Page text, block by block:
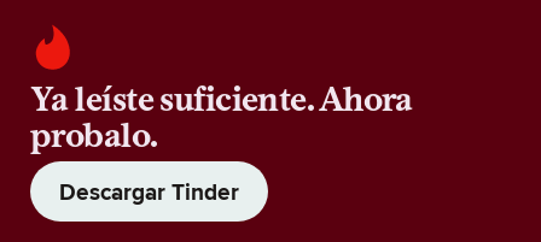
Ya leíste suficiente. Ahora
probalo.
Descargar Tinder